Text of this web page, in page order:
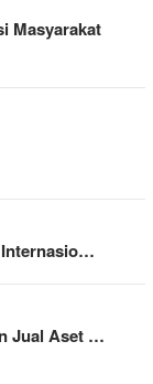
Masyarakat
Internasio…
Jual Aset …